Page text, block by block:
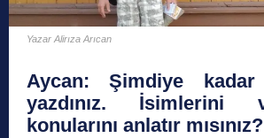
Yazar Alirıza Arıcan
Aycan:Şimdiye
yazdınız. İsimlerini
konularını anlatır mısınız?